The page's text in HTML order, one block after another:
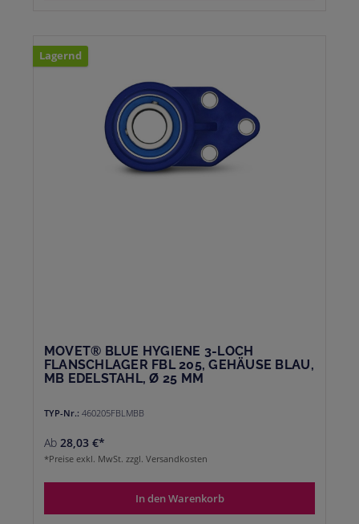
Lagernd
MOVET® BLUE HYGIENE 3-LOCH
FLANSCHLAGER FBL 205, GEHÄUSE BLAU,
MB EDELSTAHL, Ø 25 MM
TYP-Nr.: 460205FBLMBB
Ab 28,03 €*
*Preise exkl. MwSt. zzgl. Versandkosten
In den Warenkorb